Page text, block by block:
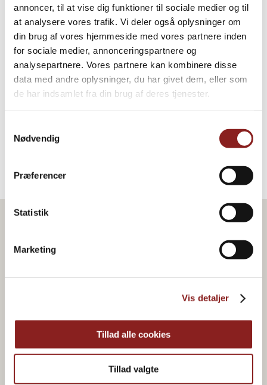
annoncer, til at vise dig funktioner til sociale medier og til
at analysere vores trafik. Vi deler også oplysninger om
din brug af vores hjemmeside med vores partnere inden
for sociale medier, annonceringspartnere og
analysepartnere. Vores partnere kan kombinere disse
data med andre oplysninger, du har givet dem, eller som
de har indsamlet fra din brug af deres tjenester.
Nødvendig
Præferencer
Statistik
Marketing
Vis detaljer
Tillad alle cookies
Tillad valgte
30% und Zucker.
7. Die Sauce schnell erhitzen und pürieren, bis sie völlig glatt ist.
8. Die Sauce wieder in den Topf geben und 5 Minuten köcheln
lassen, dabei regelmäßig umrühren.
9. Dann die Hähnchenteile zugeben und etwa 10 Minuten
10. Mit Salz und Pfeffer abschmecken und mit frisch gekochtem
Reis und frisch gebackenem Naan-Brot servieren.